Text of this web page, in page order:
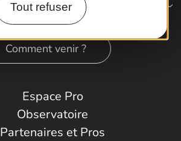
Tout refuser
Comment venir ?
Espace Pro
Observatoire
Partenaires et Pros